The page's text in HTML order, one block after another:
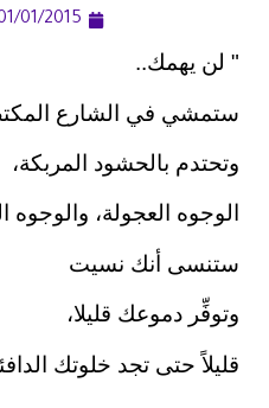
01/2015
" لن
ستمشي في الشارع
وتحتدم بالحشود المربكة،
الوجوه العجولة، والوجوه
ستنسى أنك نسيت
وتوفِّر دموعك قليلا،
قليلاً حتى تجد خلوتك